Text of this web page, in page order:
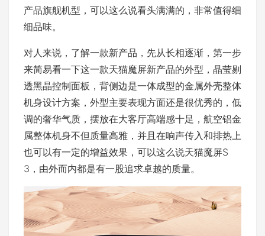
产品旗舰机型，可以这么说看头满满的，非常值得细
细品味。
对人来说，了解一款新产品，先从长相逐渐，第一步
来简易看一下这一款天猫魔屏新产品的外型，晶莹剔
透黑晶控制面板，背侧边是一体成型的金属外壳整体
机身设计方案，外型主要表现方面还是很优秀的，低
调的奢华气质，摆放在大客厅高端感十足，航空铝金
属整体机身不但质量高雅，并且在响声传入和排热上
也可以有一定的增益效果，可以这么说天猫魔屏S
3，由外而内都是有一股追求卓越的质量。